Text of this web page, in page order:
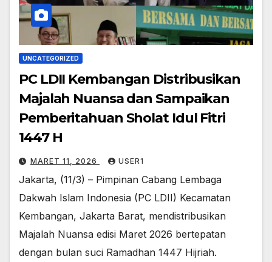
UNCATEGORIZED
PC LDII Kembangan Distribusikan
Majalah Nuansa dan Sampaikan
Pemberitahuan Sholat Idul Fitri
1447 H
MARET 11, 2026 USER1
Jakarta, (11/3) – Pimpinan Cabang Lembaga
Dakwah Islam Indonesia (PC LDII) Kecamatan
Kembangan, Jakarta Barat, mendistribusikan
Majalah Nuansa edisi Maret 2026 bertepatan
dengan bulan suci Ramadhan 1447 Hijriah.